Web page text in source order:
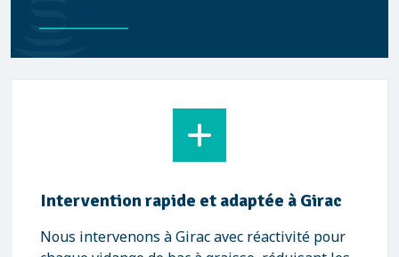
Intervention rapide et adaptée à Girac
Nous intervenons à Girac avec réactivité pour